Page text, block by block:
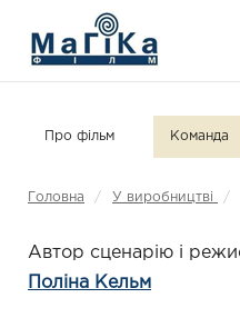
Про фільм Команда
Головна / У виробництві /
Автор сценарію і
Поліна Кельм